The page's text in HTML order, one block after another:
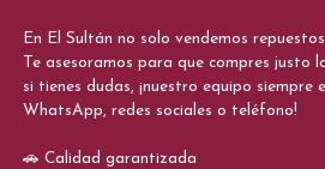
En El Sultán no solo vendemos
Te asesoramos para que compres justo
si tienes dudas, ¡nuestro equipo
WhatsApp, redes sociales o teléfono!
🚗 Calidad garantizada